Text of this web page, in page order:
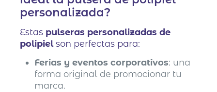
personalizada?
Estas pulseras personalizadas de
polipielson perfectas para:
Ferias y eventos corporativos: una
forma original de promocionar tu
marca.